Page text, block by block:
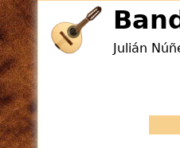
Jump
to
navigation
Julián